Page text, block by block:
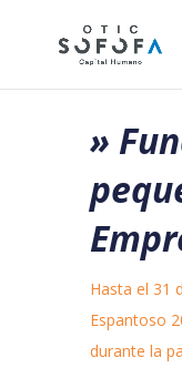
»
Hasta el 31
Espantoso
durante la